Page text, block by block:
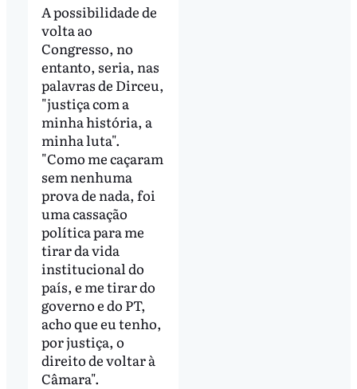
A possibilidade de
volta ao
Congresso, no
entanto, seria, nas
palavras de Dirceu,
"justiça com a
minha história, a
minha luta".
"Como me caçaram
sem nenhuma
prova de nada, foi
uma cassação
política para me
tirar da vida
institucional do
país, e me tirar do
governo e do PT,
acho que eu tenho,
por justiça, o
direito de voltar à
Câmara".